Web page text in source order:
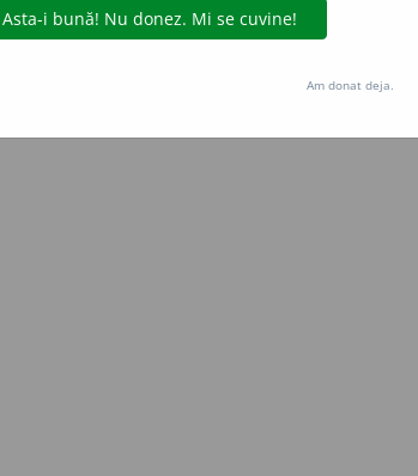
© 2004-2026 dexonline (https://dexonline.ro)
site, inclusiv prin orice metode de extragere automată
cu excepția seturilor de date oferite oficial spre utilizare
Hosterion
Am donat deja.